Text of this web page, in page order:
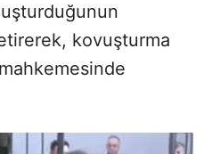
kovuşturma